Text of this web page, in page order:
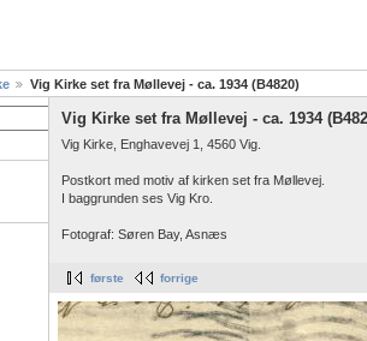
Vig Kirke set fra Møllevej - ca. 1934 (B4820)
Vig Kirke set fra Møllevej - ca. 1934
Vig Kirke, Enghavevej 1, 4560 Vig.
Postkort med motiv af kirken set fra Møllevej.
I baggrunden ses Vig Kro.
Fotograf: Søren Bay, Asnæs
første forrige